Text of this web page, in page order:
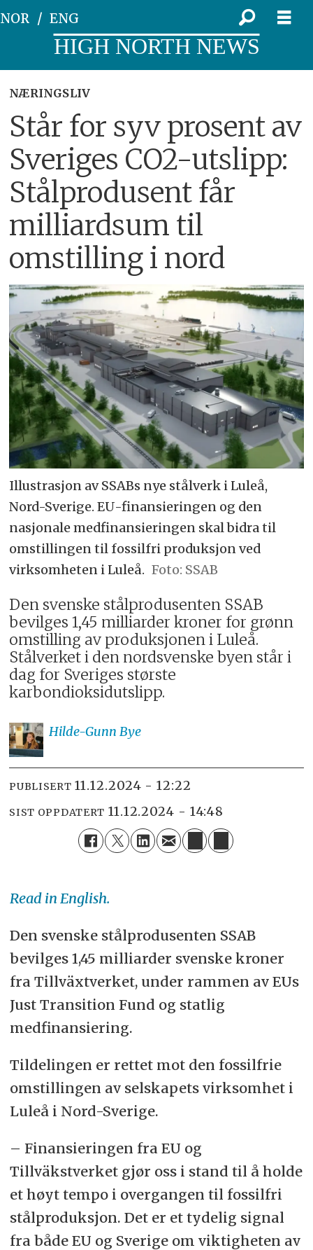
NOR ENG
HIGH NORTH NEWS
NÆRINGSLIV
Står for syv prosent av
Sveriges CO2-utslipp:
Stålprodusent får
milliardsum til
omstilling i nord
Illustrasjon av SSABs nye stålverk i Luleå,
Nord-Sverige. EU-finansieringen og den
nasjonale medfinansieringen skal bidra til
omstillingen til fossilfri produksjon ved
virksomheten i Luleå.
SSAB
Den svenske stålprodusenten SSAB
bevilges 1,45 milliarder kroner for grønn
omstilling av produksjonen i Luleå.
Stålverket i den nordsvenske byen står i
dag for Sveriges største
karbondioksidutslipp.
Hilde-Gunn Bye
PUBLISERT 11.12.2024 - 12:22
SIST OPPDATERT 11.12.2024 - 14:48
Read in English.
Den svenske stålprodusenten SSAB
bevilges 1,45 milliarder svenske kroner
fra Tillväxtverket, under rammen av EUs
Just Transition Fund og statlig
medfinansiering.
Tildelingen er rettet mot den fossilfrie
omstillingen av selskapets virksomhet i
Luleå i Nord-Sverige.
– Finansieringen fra EU og
Tillväkstverket gjør oss i stand til å holde
et høyt tempo i overgangen til fossilfri
stålproduksjon. Det er et tydelig signal
fra både EU og Sverige om viktigheten av